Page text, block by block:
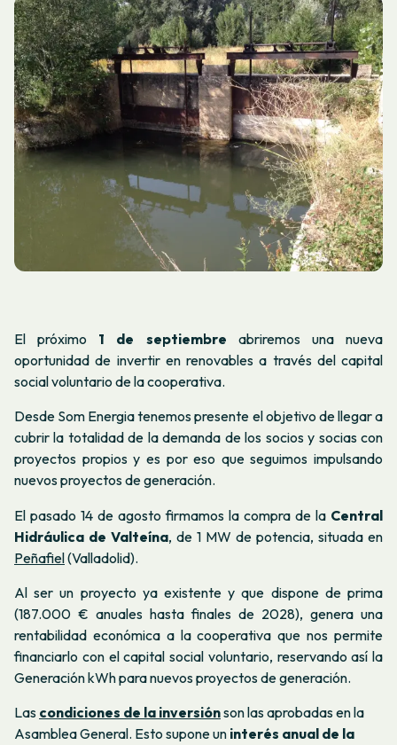
El próximo 1 de septiembre abriremos una nueva
oportunidad de invertir en renovables a través del capital
social voluntario de la cooperativa.
Desde Som Energia tenemos presente el objetivo de llegar a
cubrir la totalidad de la demanda de los socios y socias con
proyectos propios y es por eso que seguimos impulsando
nuevos proyectos de generación.
El pasado 14 de agosto firmamos la compra de la Central
Hidráulica de Valteína, de 1 MW de potencia, situada en
Peñafiel(Valladolid).
Al ser un proyecto ya existente y que dispone de prima
(187.000 € anuales hasta finales de 2028), genera una
rentabilidad económica a la cooperativa que nos permite
financiarlo con el capital social voluntario, reservando así la
Generación kWh para nuevos proyectos de generación.
Las condiciones de la inversiónson las aprobadas en la
Asamblea General. Esto supone un interés anual de la